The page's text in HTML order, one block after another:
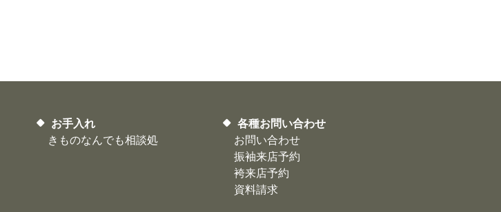
お手入れ
きものなんでも相談処
各種お問い合わせ
お問い合わせ
振袖来店予約
袴来店予約
資料請求